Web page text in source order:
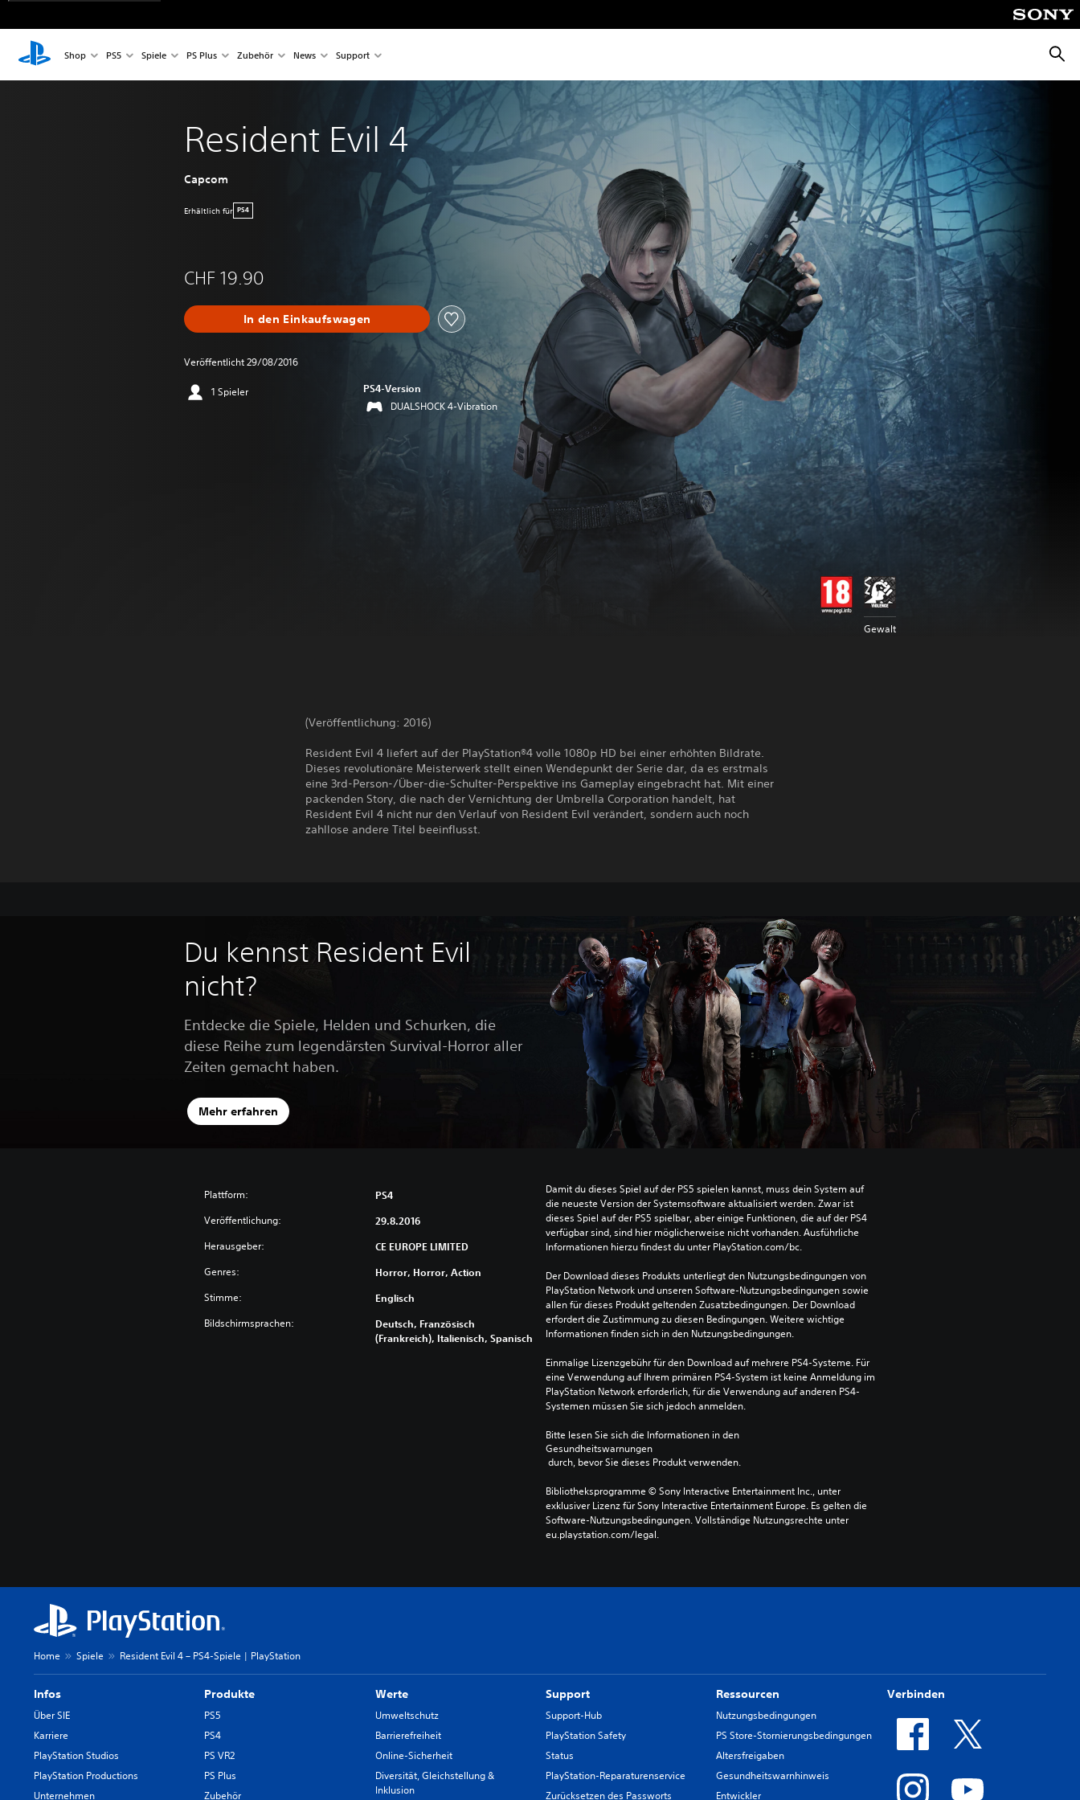
Shop PS5 Spiele PS Plus Zubehör News Support
Resident Evil 4
Capcom
Erhältlich für PS4
CHF 19.90
In den Einkaufswagen
Veröffentlicht 29/08/2016
1 Spieler PS4-Version
DUALSHOCK 4-Vibration
Gewalt
(Veröffentlichung: 2016)
Resident Evil 4 liefert auf der PlayStation®4 volle 1080p HD bei einer erhöhten Bildrate.
Dieses revolutionäre Meisterwerk stellt einen Wendepunkt der Serie dar, da es erstmals
eine 3rd-Person-/Über-die-Schulter-Perspektive ins Gameplay eingebracht hat. Mit einer
packenden Story, die nach der Vernichtung der Umbrella Corporation handelt, hat
Resident Evil 4 nicht nur den Verlauf von Resident Evil verändert, sondern auch noch
zahllose andere Titel beeinflusst.
Du kennst Resident Evil
nicht?
Entdecke die Spiele, Helden und Schurken, die
diese Reihe zum legendärsten Survival-Horror aller
Zeiten gemacht haben.
Mehr erfahren
Plattform: PS4
Veröffentlichung: 29.8.2016
Herausgeber: CE EUROPE LIMITED
Genres: Horror, Horror, Action
Stimme: Englisch
Bildschirmsprachen:
Deutsch, Französisch
(Frankreich), Italienisch, Spanisch
Damit du dieses Spiel auf der PS5 spielen kannst, muss dein System auf
die neueste Version der Systemsoftware aktualisiert werden. Zwar ist
dieses Spiel auf der PS5 spielbar, aber einige Funktionen, die auf der PS4
verfügbar sind, sind hier möglicherweise nicht vorhanden. Ausführliche
Informationen hierzu findest du unter PlayStation.com/bc.
Der Download dieses Produkts unterliegt den Nutzungsbedingungen von
PlayStation Network und unseren Software-Nutzungsbedingungen sowie
allen für dieses Produkt geltenden Zusatzbedingungen. Der Download
erfordert die Zustimmung zu diesen Bedingungen. Weitere wichtige
Informationen finden sich in den Nutzungsbedingungen.
Einmalige Lizenzgebühr für den Download auf mehrere PS4-Systeme. Für
eine Verwendung auf Ihrem primären PS4-System ist keine Anmeldung im
PlayStation Network erforderlich, für die Verwendung auf anderen PS4-
Systemen müssen Sie sich jedoch anmelden.
Bitte lesen Sie sich die Informationen in den
Gesundheitswarnungen
durch, bevor Sie dieses Produkt verwenden.
Bibliotheksprogramme © Sony Interactive Entertainment Inc., unter
exklusiver Lizenz für Sony Interactive Entertainment Europe. Es gelten die
Software-Nutzungsbedingungen. Vollständige Nutzungsrechte unter
eu.playstation.com/legal.
Home Spiele Resident Evil 4 – PS4-Spiele | PlayStation
Infos
Über SIE
Karriere
PlayStation Studios
PlayStation Productions
Unternehmen
Produkte
PS5
PS4
PS VR2
PS Plus
Zubehör
Werte
Umweltschutz
Barrierefreiheit
Online-Sicherheit
Diversität, Gleichstellung &
Inklusion
Support
Support-Hub
PlayStation Safety
Status
PlayStation-Reparaturenservice
Zurücksetzen des Passworts
Ressourcen
Nutzungsbedingungen
PS Store-Stornierungsbedingungen
Altersfreigaben
Gesundheitswarnhinweis
Entwickler
Verbinden